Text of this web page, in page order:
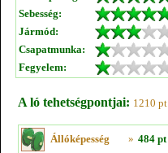
Sebesség:
Jármód:
Csapatmunka:
Fegyelem:
A ló tehetségpontjai: 1210 pt
Állóképesség » 484 pt